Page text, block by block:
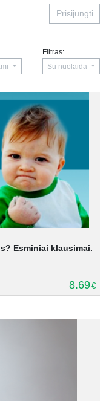
Prisijungti
Filtras:
Su nuolaida
Esminiai klausimai.
8.69€